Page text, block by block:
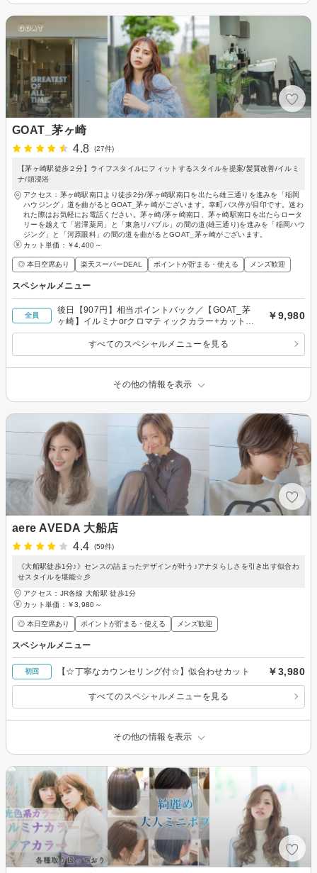
GOAT_茅ヶ崎
4.8
(27件)
【茅ヶ崎駅徒歩２分】ライフスタイルにフィットするスタイルを提案/髪質改善/イルミ
ナ/頭浸浴
アクセス：茅ヶ崎駅南口より徒歩2分/茅ヶ崎駅南口を出たら雄三通りを進みを「稲岡
ハウジング」道を曲がるとGOAT_茅ヶ崎がございます。幸町バス停が目印です。迷わ
れた際はお気軽にお電話ください。茅ヶ崎/茅ヶ崎南口、茅ヶ崎駅南口を出たらロータ
リーを越えて「岩澤薬局」と「東急リバブル」の間の道(雄三通り)を進みを「稲岡ハウ
ジング」と「河原眼科」の間の道を曲がるとGOAT_茅ヶ崎がございます。
カット単価： ￥4,400～
◎ 本日空席あり 楽天スーパーDEAL ポイントが貯まる・使える メンズ歓迎
スペシャルメニュー
全員
後日【907円】相当ポイントバック／【GOAT_茅
ヶ崎】イルミナorクロマティックカラー+カット
+システムTr 13,200→
￥9,980
すべてのスペシャルメニューを見る
その他の情報を表示
aere AVEDA 大船店
4.4
(59件)
《大船駅徒歩1分♪》センスの詰まったデザインが叶う♪アナタらしさを引き出す似合わ
せスタイルを堪能☆彡
アクセス：JR各線 大船駅 徒歩1分
カット単価： ￥3,980～
◎ 本日空席あり ポイントが貯まる・使える メンズ歓迎
スペシャルメニュー
初回 【☆丁寧なカウンセリング付☆】似合わせカット ￥3,980
すべてのスペシャルメニューを見る
その他の情報を表示